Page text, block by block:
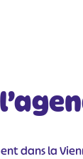
dans la